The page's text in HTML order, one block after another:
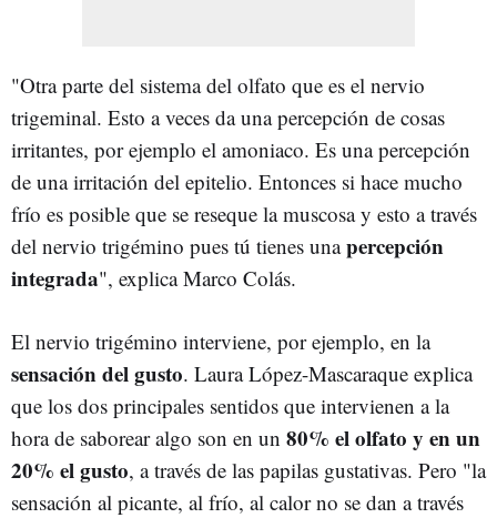
"Otra parte del sistema del olfato que es el nervio
trigeminal. Esto a veces da una percepción de cosas
irritantes, por ejemplo el amoniaco. Es una percepción
de una irritación del epitelio. Entonces si hace mucho
frío es posible que se reseque la muscosa y esto a través
del nervio trigémino pues tú tienes unapercepción
integrada", explica Marco Colás.
El nervio trigémino interviene, por ejemplo, en la
sensación del gusto. Laura López-Mascaraque explica
que los dos principales sentidos que intervienen a la
hora de saborear algo son en un 80% el olfato y en un
20% el gusto, a través de las papilas gustativas. Pero "la
sensación al picante, al frío, al calor no se dan a través